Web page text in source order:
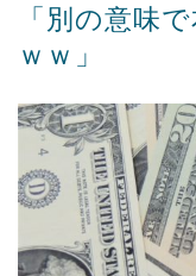
「別の意味
ｗｗ」